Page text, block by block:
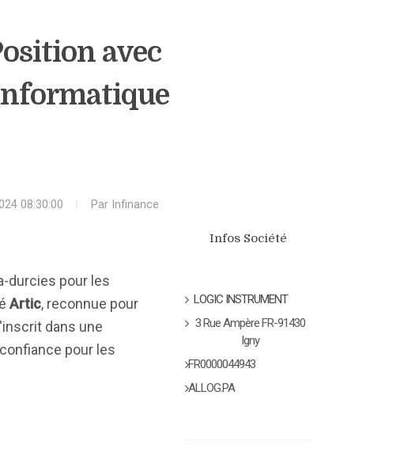
avec
08:30:00 Par Infinance
durcies pour les
Artic, reconnue pour
dans une
pour les
Infos Société
LOGIC INSTRUMENT
3 Rue Ampère FR-91430
Igny
FR0000044943
ALLOG.PA